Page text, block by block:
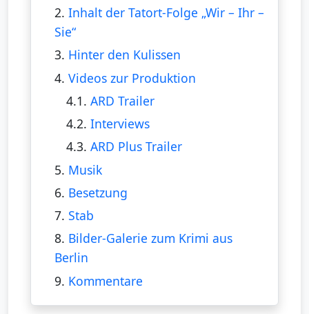
2. Inhalt der Tatort-Folge „Wir – Ihr –
Sie“
3. Hinter den Kulissen
4. Videos zur Produktion
4.1.ARD Trailer
4.2.Interviews
4.3.ARD Plus Trailer
5. Musik
6. Besetzung
7. Stab
8. Bilder-Galerie zum Krimi aus
Berlin
9. Kommentare